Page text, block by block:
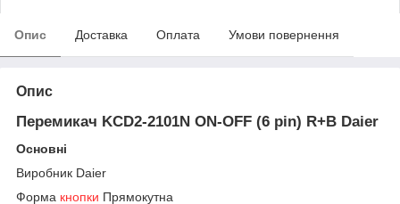
Опис Доставка Оплата Умови повернення
Опис
Перемикач KCD2-2101N ON-OFF (6 pin) R+B Daier
Основні
Виробник Daier
Форма кнопки Прямокутна